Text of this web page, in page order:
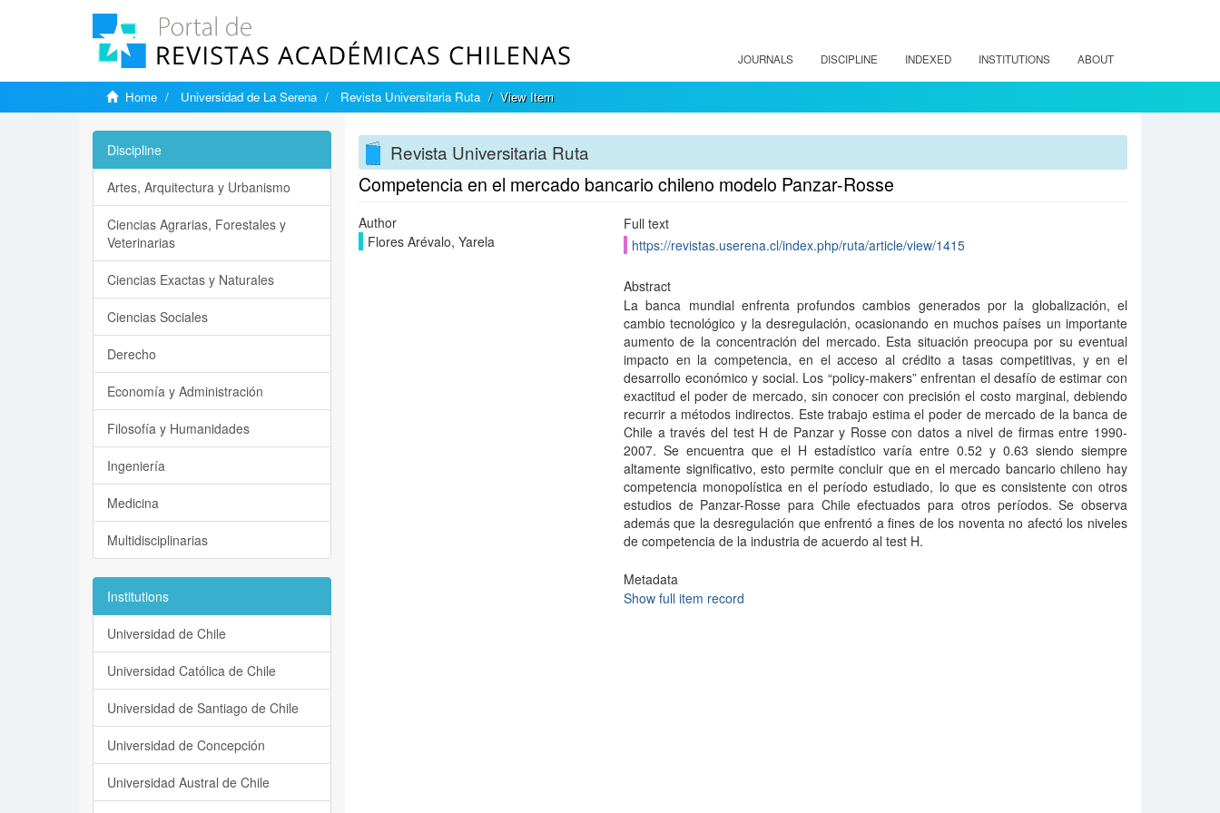
JOURNALS DISCIPLINE INDEXED INSTITUTIONS ABOUT
Home Universidad de La Serena Revista Universitaria Ruta View Item
Revista Universitaria Ruta
Competencia en el mercado bancario chileno modelo Panzar-Rosse
Author
Flores Arévalo, Yarela
Full text
https://revistas.userena.cl/index.php/ruta/article/view/1415
Abstract
La banca mundial enfrenta profundos cambios generados por la globalización, el
cambio tecnológico y la desregulación, ocasionando en muchos países un importante
aumento de la concentración del mercado. Esta situación preocupa por su eventual
impacto en la competencia, en el acceso al crédito a tasas competitivas, y en el
desarrollo económico y social. Los “policy-makers” enfrentan el desafío de estimar con
exactitud el poder de mercado, sin conocer con precisión el costo marginal, debiendo
recurrir a métodos indirectos. Este trabajo estima el poder de mercado de la banca de
Chile a través del test H de Panzar y Rosse con datos a nivel de firmas entre 1990-
2007. Se encuentra que el H estadístico varía entre 0.52 y 0.63 siendo siempre
altamente significativo, esto permite concluir que en el mercado bancario chileno hay
competencia monopolística en el período estudiado, lo que es consistente con otros
estudios de Panzar-Rosse para Chile efectuados para otros períodos. Se observa
además que la desregulación que enfrentó a fines de los noventa no afectó los niveles
de competencia de la industria de acuerdo al test H.
Metadata
Show full item record
Discipline
Artes, Arquitectura y Urbanismo
Ciencias Agrarias, Forestales y
Veterinarias
Ciencias Exactas y Naturales
Ciencias Sociales
Derecho
Economía y Administración
Filosofía y Humanidades
Ingeniería
Medicina
Multidisciplinarias
Institutions
Universidad de Chile
Universidad Católica de Chile
Universidad de Santiago de Chile
Universidad de Concepción
Universidad Austral de Chile